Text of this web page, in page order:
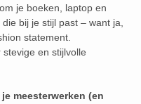
je boeken, laptop en
bij je stijl past – want ja,
statement.
en stijlvolle
meesterwerken (en